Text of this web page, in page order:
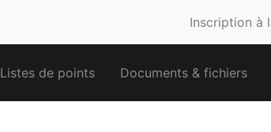
Inscription à
Listes de points Documents & fichiers